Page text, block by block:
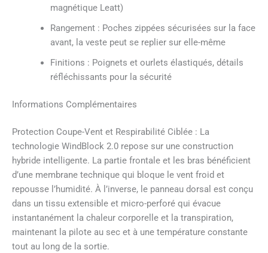
magnétique Leatt)
Rangement : Poches zippées sécurisées sur la face
avant, la veste peut se replier sur elle-même
Finitions : Poignets et ourlets élastiqués, détails
réfléchissants pour la sécurité
Informations Complémentaires
Protection Coupe-Vent et Respirabilité Ciblée : La
technologie WindBlock 2.0 repose sur une construction
hybride intelligente. La partie frontale et les bras bénéficient
d’une membrane technique qui bloque le vent froid et
repousse l’humidité. À l’inverse, le panneau dorsal est conçu
dans un tissu extensible et micro-perforé qui évacue
instantanément la chaleur corporelle et la transpiration,
maintenant la pilote au sec et à une température constante
tout au long de la sortie.